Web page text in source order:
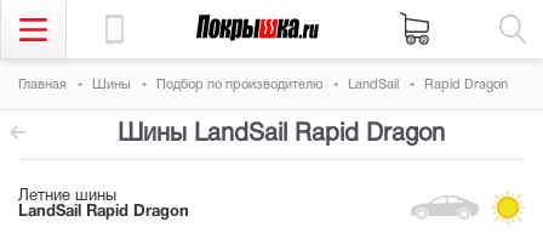
Главная Шины Подбор по производителю LandSail Rapid Dragon
Шины LandSail Rapid Dragon
Летние шины
LandSail Rapid Dragon